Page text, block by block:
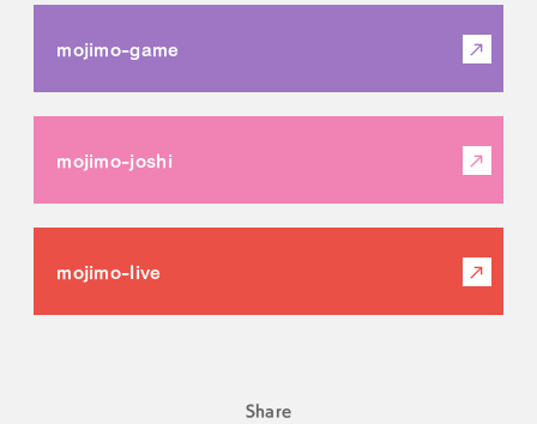
mojimo-game
mojimo-joshi
mojimo-live
Share